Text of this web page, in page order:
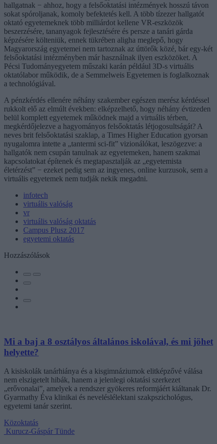
hallgatnak − ahhoz, hogy a felsőoktatási intézmények hosszú távon
sokat spóroljanak, komoly befektetés kell. A több tízezer hallgatót
oktató egyetemeknek több milliárdot kellene VR-eszközök
beszerzésére, tananyagok fejlesztésére és persze a tanári gárda
képzésére költeniük, ennek tükrében aligha meglepő, hogy
Magyarország egyetemei nem tartoznak az úttörők közé, bár egy-két
felsőoktatási intézményben már használnak ilyen eszközöket. A
Pécsi Tudományegyetem műszaki karán például 3D-s virtuális
oktatólabor működik, de a Semmelweis Egyetemen is foglalkoznak
a technológiával.
A pénzkérdés ellenére néhány szakember egészen merész kérdéssel
rukkolt elő az elmúlt években: elképzelhető, hogy néhány évtizeden
belül komplett egyetemek működnek majd a virtuális térben,
megkérdőjelezve a hagyományos felsőoktatás létjogosultságát? A
neves brit felsőoktatási szaklap, a Times Higher Education gyorsan
nyugalomra intette a „tantermi sci-fit” vizionálókat, leszögezve: a
hallgatók nem csupán tanulnak az egyetemeken, hanem szakmai
kapcsolatokat építenek és megtapasztalják az „egyetemista
életérzést” − ezeket pedig sem az ingyenes, online kurzusok, sem a
virtuális egyetemek nem tudják nekik megadni.
infotech
virtuális valóság
vr
virtuális valóság oktatás
Campus Plusz 2017
egyetemi oktatás
Hozzászólások
Mi a baj a 8 osztályos általános iskolával, és mi jöhet
helyette?
A kisiskolák tanárhiánya és a kisgimnáziumok elitképzővé válása
nem elszigetelt hibák, hanem a jelenlegi oktatási szerkezet
„erővonalai”, amelyek a rendszer gyökeres reformjáért kiáltanak Dr.
Gyarmathy Éva klinikai és neveléslélektani szakpszichológus,
egyetemi tanár szerint.
Közoktatás
Kurucz-Gáspár Tünde